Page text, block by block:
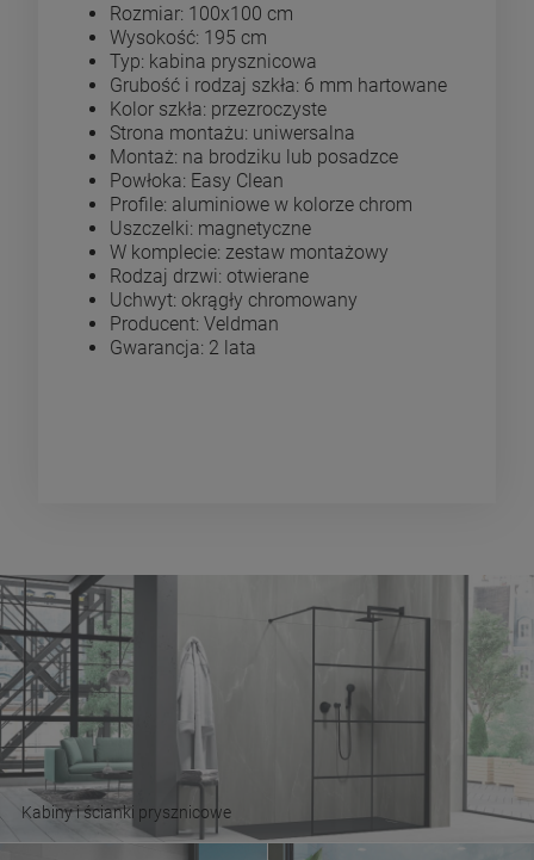
Rozmiar: 100x100 cm
Wysokość: 195 cm
Typ: kabina prysznicowa
Grubość i rodzaj szkła: 6 mm hartowane
Kolor szkła: przezroczyste
Strona montażu: uniwersalna
Montaż: na brodziku lub posadzce
Powłoka: Easy Clean
Profile: aluminiowe w kolorze chrom
Uszczelki: magnetyczne
W komplecie: zestaw montażowy
Rodzaj drzwi: otwierane
Uchwyt: okrągły chromowany
Producent: Veldman
Gwarancja: 2 lata
Kabiny i ścianki prysznicowe